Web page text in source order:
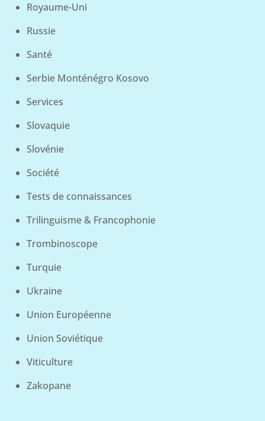
Royaume-Uni
Russie
Santé
Serbie Monténégro Kosovo
Services
Slovaquie
Slovénie
Société
Tests de connaissances
Trilinguisme & Francophonie
Trombinoscope
Turquie
Ukraine
Union Européenne
Union Soviétique
Viticulture
Zakopane